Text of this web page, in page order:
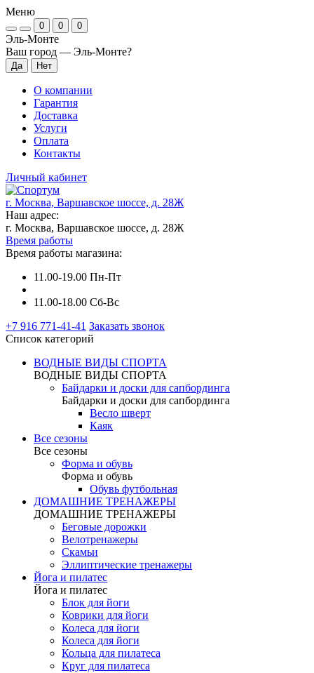
Меню
0 0 0
Эль-Монте
Ваш город — Эль-Монте?
О компании
Гарантия
Доставка
Услуги
Оплата
Контакты
Личный кабинет
г. Москва, Варшавское шоссе, д. 28Ж
Наш адрес:
г. Москва, Варшавское шоссе, д. 28Ж
Время работы
Время работы магазина:
11.00-19.00 Пн-Пт
11.00-18.00 Сб-Вс
+7 916 771-41-41 Заказать звонок
Список категорий
ВОДНЫЕ ВИДЫ СПОРТА
ВОДНЫЕ ВИДЫ СПОРТА
Байдарки и доски для сапбординга
Байдарки и доски для сапбординга
Весло шверт
Каяк
Все сезоны
Все сезоны
Форма и обувь
Форма и обувь
Обувь футбольная
ДОМАШНИЕ ТРЕНАЖЕРЫ
ДОМАШНИЕ ТРЕНАЖЕРЫ
Беговые дорожки
Велотренажеры
Скамьи
Эллиптические тренажеры
Йога и пилатес
Йога и пилатес
Блок для йоги
Коврики для йоги
Колеса для йоги
Колеса для йоги
Кольца для пилатеса
Круг для пилатеса